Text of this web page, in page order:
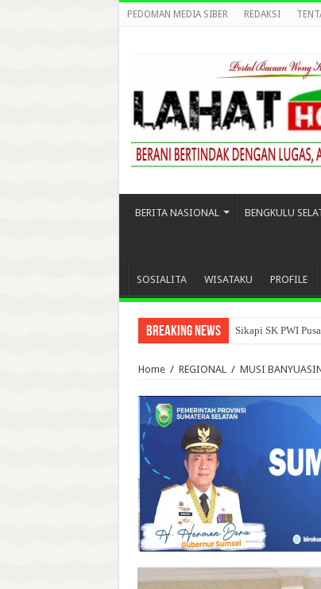
PEDOMAN MEDIA SIBER REDAKSI
BERITA NASIONAL BENGKULU
SOSIALITA WISATAKU PROFILE
Breaking News Sikapi SK PWI
Home / REGIONAL / MUSI